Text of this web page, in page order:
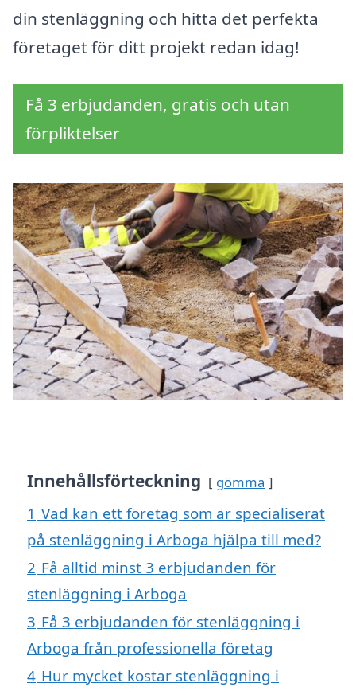
din stenläggning och hitta det perfekta
företaget för ditt projekt redan idag!
Få 3 erbjudanden, gratis och utan
förpliktelser
Innehållsförteckning gömma
1 Vad kan ett företag som är specialiserat
på stenläggning i Arboga hjälpa till med?
2 Få alltid minst 3 erbjudanden för
stenläggning i Arboga
3 Få 3 erbjudanden för stenläggning i
Arboga från professionella företag
4 Hur mycket kostar stenläggning i